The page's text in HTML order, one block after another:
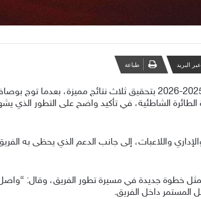
البريد طباعة
اختتم فريق الكرة الطائرة للسيدات بنادي القادسية موسمه الرياضي 2025-
الطائرة الشاطئية، في تأكيد واضح على التطور الذي
واللاعبات، إلى جانب الدعم الذي يحظى به
خطوة جديدة في مسيرة تطور الفريق، وقال: “واصل
المستمر داخل الفريق.